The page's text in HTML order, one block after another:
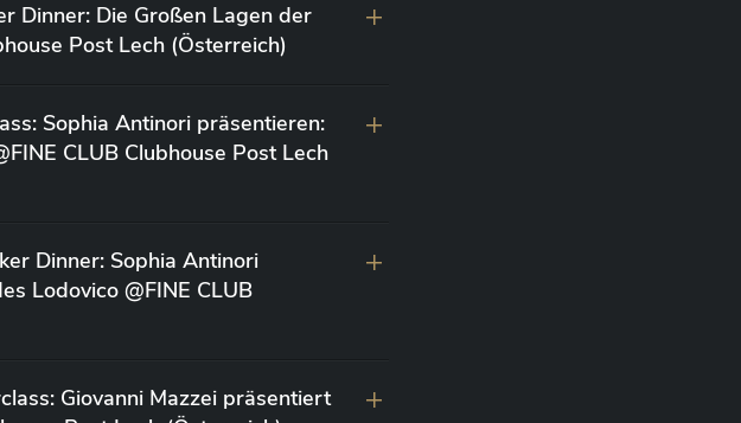
Dinner: Die Großen Lagen der
Post Lech (Österreich)
Sophia Antinori präsentieren:
CLUB Clubhouse Post Lech
Dinner: Sophia Antinori
Lodovico @FINE CLUB
Giovanni Mazzei präsentiert